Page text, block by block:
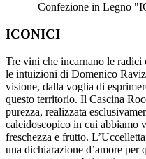
Confezione in Legno
ICONICI
Tre vini che incarnano le
le intuizioni di Domenico
visione, dalla voglia di
questo territorio. Il Cascina
purezza, realizzata
caleidoscopico in cui abbiamo
freschezza e frutto.
una dichiarazione d’amore per